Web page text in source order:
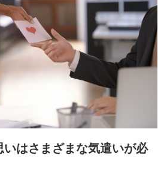
はさまざまな気遣いが必